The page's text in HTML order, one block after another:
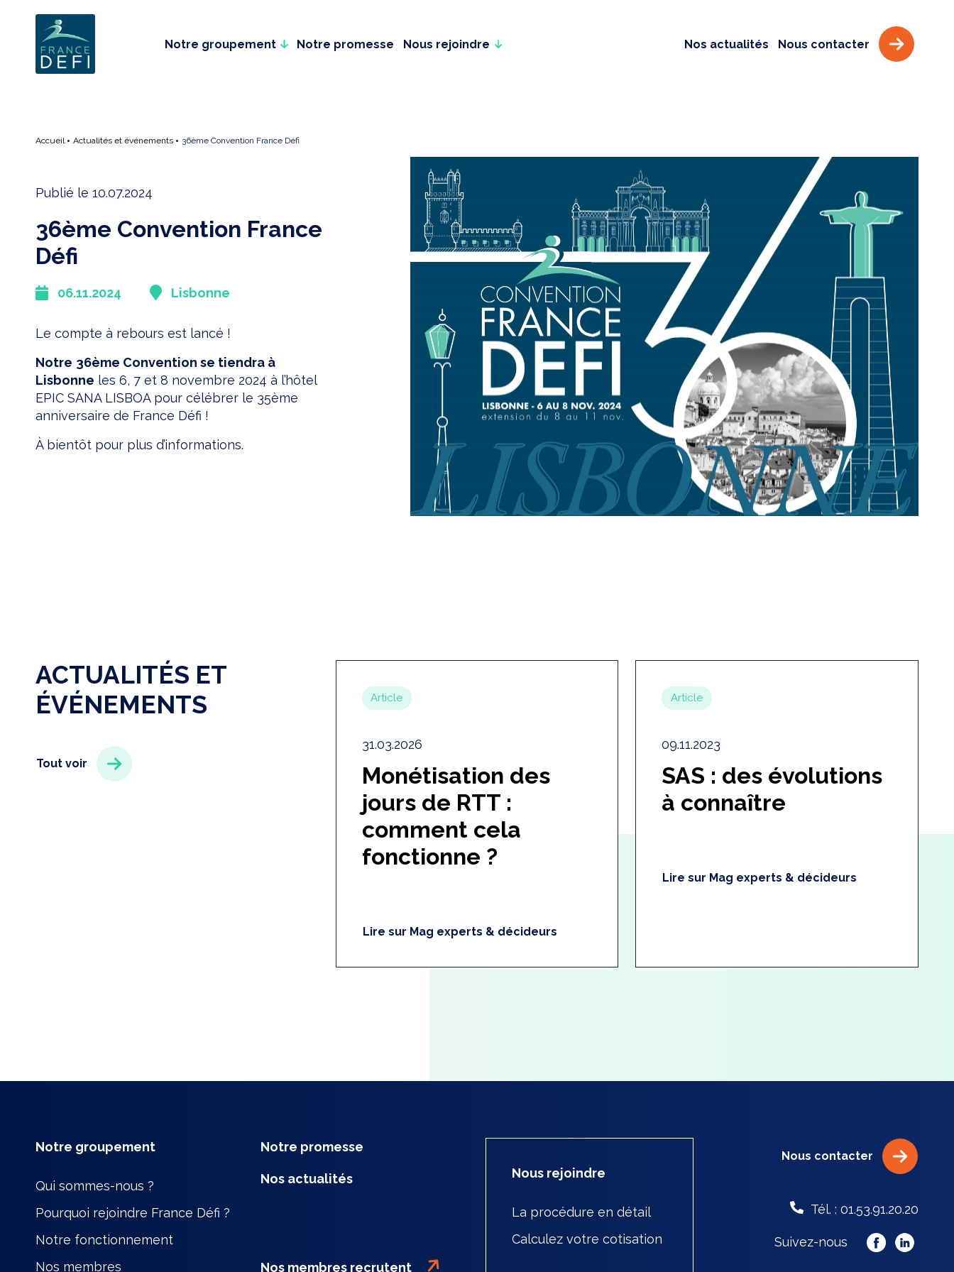
Notre groupement Notre promesse Nous rejoindre Nos actualités Nous contacter
Accueil Actualités et événements 36ème Convention France Défi
Publié le 10.07.2024
36ème Convention France
Défi
06.11.2024 Lisbonne
Le compte à rebours est lancé !
Notre 36ème Convention se tiendra à
Lisbonne les 6, 7 et 8 novembre 2024 à l’hôtel
EPIC SANA LISBOA pour célébrer le 35ème
anniversaire de France Défi !
À bientôt pour plus d’informations.
ACTUALITÉS ET
ÉVÉNEMENTS
Tout voir
Article
31.03.2026
Monétisation des
jours de RTT :
comment cela
fonctionne ?
Lire sur Mag experts & décideurs
Article
09.11.2023
SAS : des évolutions
à connaître
Lire sur Mag experts & décideurs
Notre groupement
Qui sommes-nous ?
Pourquoi rejoindre France Défi ?
Notre fonctionnement
Nos membres
Notre promesse
Nos actualités
Nos membres recrutent
Nous rejoindre
La procédure en détail
Calculez votre cotisation
Nous contacter
Tél. : 01.53.91.20.20
Suivez-nous